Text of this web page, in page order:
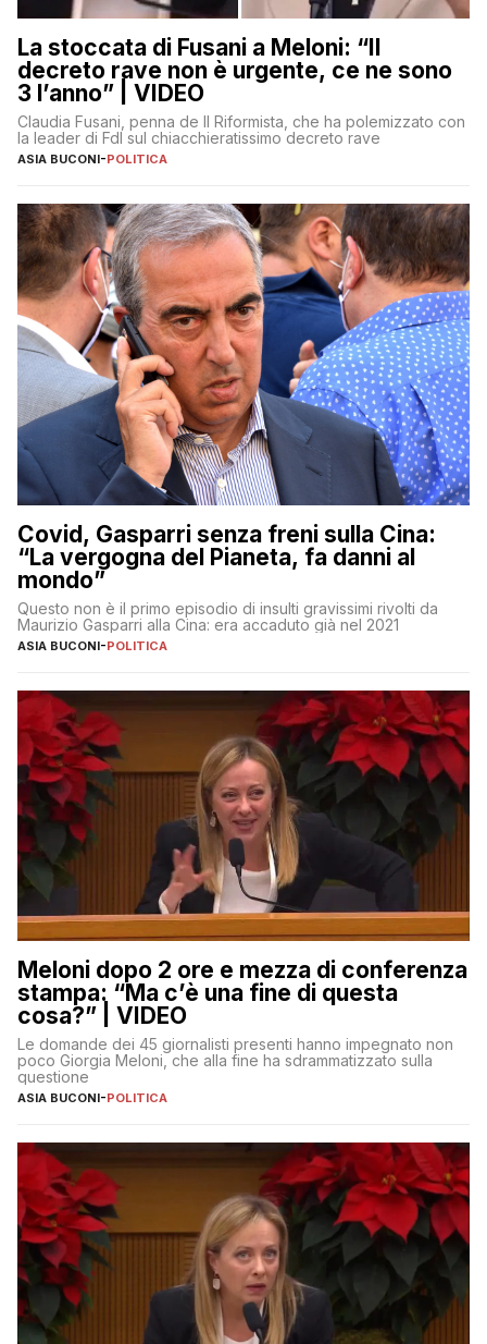
La stoccata di Fusani a Meloni: “Il
decreto rave non è urgente, ce ne sono
3 l’anno” | VIDEO
Claudia Fusani, penna de Il Riformista, che ha polemizzato con
la leader di FdI sul chiacchieratissimo decreto rave
ASIA BUCONI-POLITICA
Covid, Gasparri senza freni sulla Cina:
“La vergogna del Pianeta, fa danni al
mondo”
Questo non è il primo episodio di insulti gravissimi rivolti da
Maurizio Gasparri alla Cina: era accaduto già nel 2021
ASIA BUCONI-POLITICA
Meloni dopo 2 ore e mezza di conferenza
stampa: “Ma c’è una fine di questa
cosa?” | VIDEO
Le domande dei 45 giornalisti presenti hanno impegnato non
poco Giorgia Meloni, che alla fine ha sdrammatizzato sulla
questione
ASIA BUCONI-POLITICA